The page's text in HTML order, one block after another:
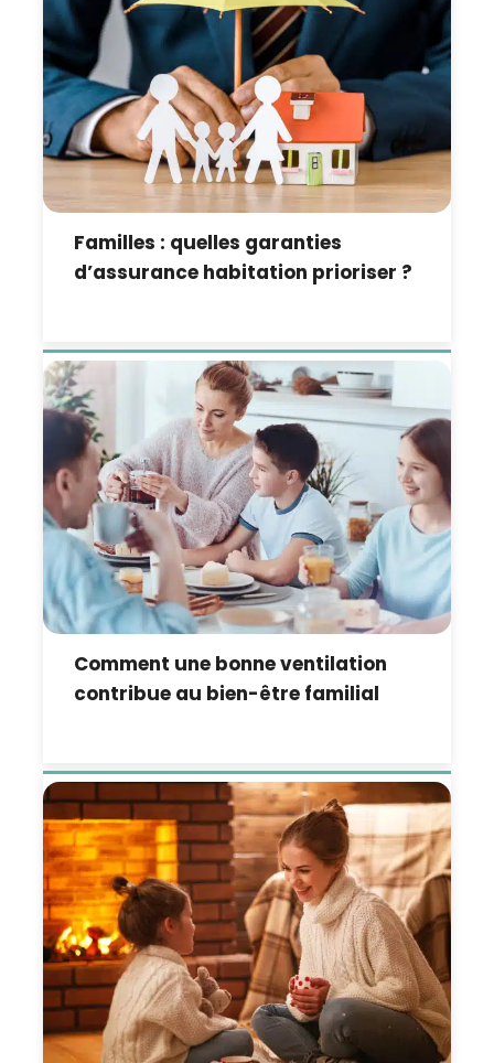
Familles : quelles garanties
d’assurance habitation prioriser ?
Comment une bonne ventilation
contribue au bien-être familial